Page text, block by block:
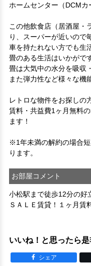
ホームセンター（DCMカ
この他飲食店（居酒屋・
り、スーパーが近いので
車を持たれない方でも生
畳のある生活はいかが
畳は大気中の水分を吸収
また弾力性など様々な機
レトロな物件をお探しの
賃料・共益費1ヶ月無料
ます！
※1年未満の解約の場合
ります。
お部屋コメント
小松駅まで徒歩12分の好
ＳＡＬＥ賃貸！１ヶ月賃
いいね！と思ったら
シェア